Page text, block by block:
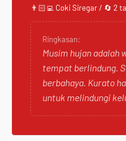
👨🏻‍💻 Coki Siregar / 🔄 2
Ringkasan:
Musim hujan adalah
tempat berlindung.
berbahaya. Kurato
untuk melindungi